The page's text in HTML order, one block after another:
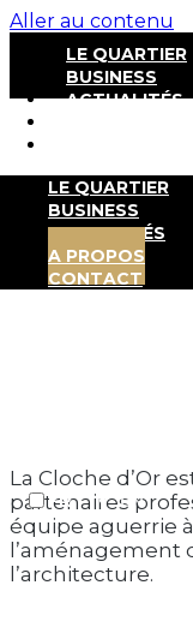
Aller au contenu
LE QUARTIER
BUSINESS
ACTUALITÉS
LE QUARTIER
BUSINESS
ACTUALITÉS
A PROPOS
CONTACT
FR EN
La Cloche d’Or
partenaires
équipe aguerrie
l’aménagement
l’architecture.